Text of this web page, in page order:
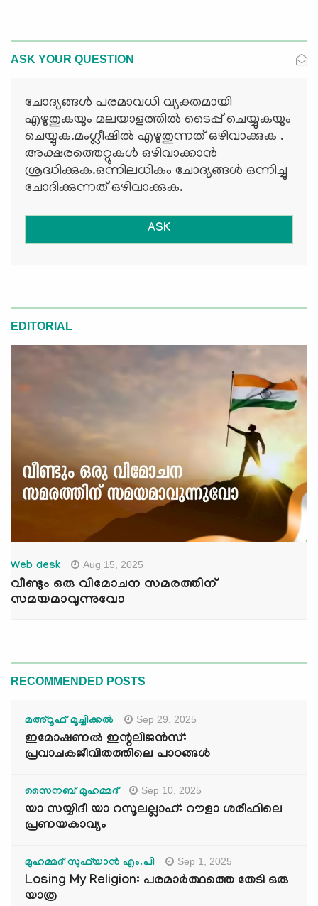
ASK YOUR QUESTION
ചോദ്യങ്ങള്‍ പരമാവധി വ്യക്തമായി
എഴുതുകയും മലയാളത്തില്‍ ടൈപ്പ് ചെയ്യുകയും
ചെയ്യുക.മംഗ്ലീഷില്‍ എഴുതുന്നത് ഒഴിവാക്കുക .
അക്ഷരത്തെറ്റുകള്‍ ഒഴിവാക്കാന്‍
ശ്രദ്ധിക്കുക.ഒന്നിലധികം ചോദ്യങ്ങള്‍ ഒന്നിച്ചു
ചോദിക്കുന്നത് ഒഴിവാക്കുക.
ASK
EDITORIAL
Web desk Aug 15, 2025
വീണ്ടും ഒരു വിമോചന സമരത്തിന്
സമയമാവുന്നുവോ
RECOMMENDED POSTS
മഅ്റൂഫ് മൂച്ചിക്കല്‍ Sep 29, 2025
ഇമോഷണൽ ഇന്റലിജൻസ്:
പ്രവാചകജീവിതത്തിലെ പാഠങ്ങൾ
സൈനബ് മുഹമ്മദ് Sep 10, 2025
യാ സയ്യിദീ യാ റസൂലല്ലാഹ്: റൗളാ ശരീഫിലെ
പ്രണയകാവ്യം
മുഹമ്മദ് സുഫ്‌യാൻ എം.പി Sep 1, 2025
Losing My Religion: പരമാർത്ഥത്തെ തേടി ഒരു
യാത്ര